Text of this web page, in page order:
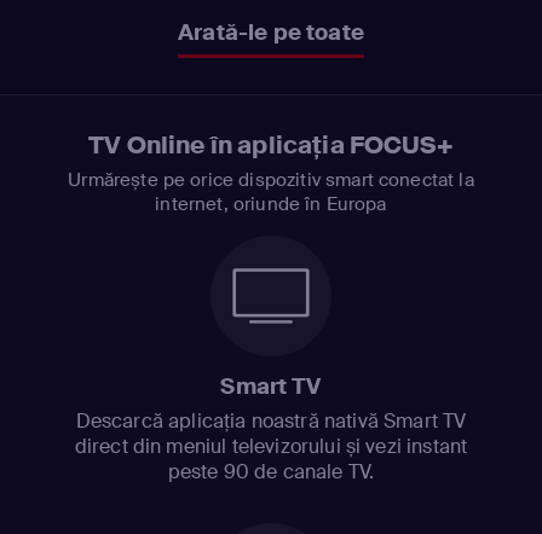
Arată-le pe toate
TV Online în aplicația FOCUS+
Urmărește pe orice dispozitiv smart conectat la
internet, oriunde în Europa
Smart TV
Descarcă aplicația noastră nativă Smart TV
direct din meniul televizorului și vezi instant
peste 90 de canale TV.